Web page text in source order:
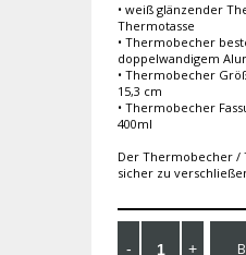
• weiß glänzender
Thermotasse
• Thermobecher
doppelwandigem
• Thermobecher
15,3 cm
• Thermobecher
400ml
Der Thermobecher /
sicher zu